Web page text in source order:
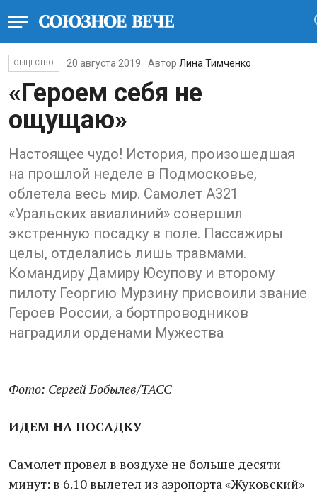
ОБЩЕСТВО 20 августа 2019 Автор Лина Тимченко
«Героем себя не
ощущаю»
Настоящее чудо! История, произошедшая
на прошлой неделе в Подмосковье,
облетела весь мир. Самолет А321
«Уральских авиалиний» совершил
экстренную посадку в поле. Пассажиры
целы, отделались лишь травмами.
Командиру Дамиру Юсупову и второму
пилоту Георгию Мурзину присвоили звание
Героев России, а бортпроводников
наградили орденами Мужества
Фото: Сергей Бобылев/ТАСС
ИДЕМ НА ПОСАДКУ
Самолет провел в воздухе не больше десяти
минут: в 6.10 вылетел из аэропорта «Жуковский»